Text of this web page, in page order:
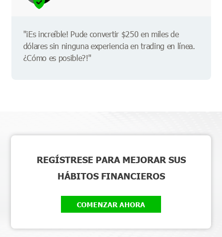
"¡Es increíble! Pude convertir $250 en miles de
dólares sin ninguna experiencia en trading en línea.
¿Cómo es posible?!"
REGÍSTRESE PARA MEJORAR SUS
HÁBITOS FINANCIEROS
COMENZAR AHORA